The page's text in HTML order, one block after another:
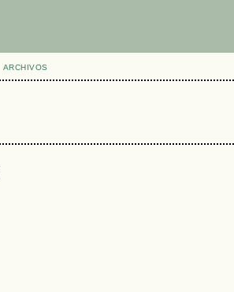
ARCHIVOS